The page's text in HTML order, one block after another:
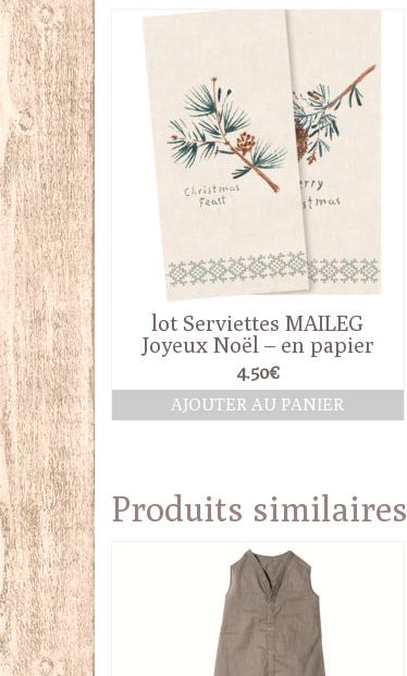
lot Serviettes MAILEG
Joyeux Noël – en papier
4.50€
AJOUTER AU PANIER
Produits similaires